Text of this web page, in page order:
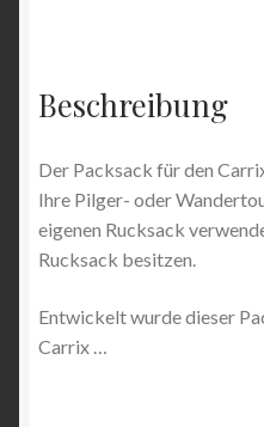
Beschreibung
Der Packsack für den
Ihre Pilger- oder
eigenen Rucksack
Rucksack besitzen.
Entwickelt wurde dieser
Carrix …